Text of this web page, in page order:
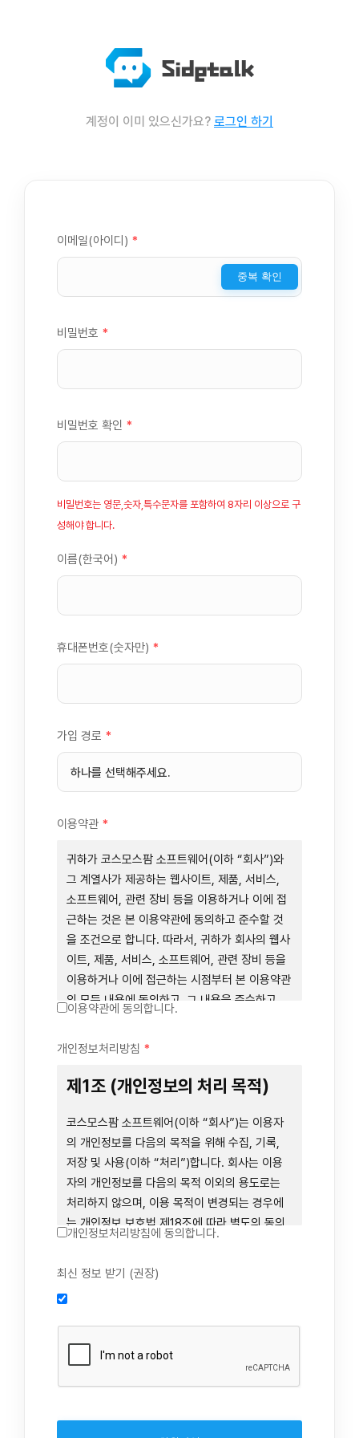
계정이 이미 있으신가요? 로그인 하기
이메일(아이디) *
중복 확인
비밀번호 *
비밀번호 확인 *
비밀번호는 영문,숫자,특수문자를 포함하여 8자리 이상으로 구
성해야 합니다.
이름(한국어) *
휴대폰번호(숫자만) *
가입 경로 *
이용약관 *
귀하가 코스모스팜 소프트웨어(이하 “회사”)와
그 계열사가 제공하는 웹사이트, 제품, 서비스,
소프트웨어, 관련 장비 등을 이용하거나 이에 접
근하는 것은 본 이용약관에 동의하고 준수할 것
을 조건으로 합니다. 따라서, 귀하가 회사의 웹사
이트, 제품, 서비스, 소프트웨어, 관련 장비 등을
이용하거나 이에 접근하는 시점부터 본 이용약관
의 모든 내용에 동의하고, 그 내용을 준수하고,
귀하가 본 이용약관에 동의하지 않을 경우에는
련 장비 등을 이용하거나 이에 접근하는 행위를
즉시 중단하여야 합니다. 그러므로, 서비스 사용
전에 본 이용약관의 내용을 주의 깊게 읽으시기
바랍니다.
제1장 총칙
제1조 (목적)
웹사이트, 관련 소프트웨어 및 장비 등을 통하여
제공하는 "사이드톡" 서비스와 관련하여 회사와
사항을 규정함을 목적으로 합니다.
이용약관에 동의합니다.
개인정보처리방침 *
제1조 (개인정보의 처리 목적)
코스모스팜 소프트웨어(이하 “회사”)는 이용자
의 개인정보를 다음의 목적을 위해 수집, 기록,
저장 및 사용(이하 “처리”)합니다. 회사는 이용
자의 개인정보를 다음의 목적 이외의 용도로는
처리하지 않으며, 이용 목적이 변경되는 경우에
는 개인정보 보호법 제18조에 따라 별도의 동의
를 받는 등 법령상 필요한 조치를 이행합니다.
인 동의 진행, 이용자 및 법정대리인의 본인 확
인, 이용자 식별, 회원탈퇴 의사의 확인
2. 약관 위반 행위 등을 포함하여 서비스의 원활
한 운영에 지장을 주는 행위에 대한 방지 및 제
재, 계정도용 방지, 약관 개정 등의 고지사항 전
달, 분쟁조정을 위한 기록 보존, 민원처리 등 이
3. 서비스 이용기록과 접속 빈도 분석, 서비스 이
개인정보처리방침에 동의합니다.
최신 정보 받기 (권장)